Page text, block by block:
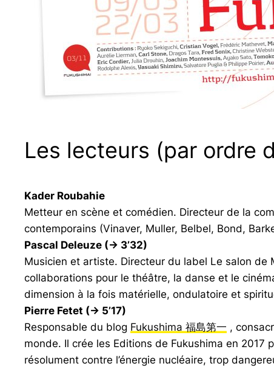
Les lecteurs (par ordre
Kader Roubahie
Metteur en scène et comédien. Directeur de la
contemporains (Vinaver, Muller, Belbel, Bond,
Pascal Deleuze (-> 3’32)
Musicien et artiste. Directeur du label Le salon de
collaborations pour le théâtre, la danse et le
dimension à la fois matérielle, ondulatoire et
Pierre Fetet (-> 5’17)
Responsable du blog Fukushima 福島第一 ,
monde. Il crée les Editions de Fukushima en
résolument contre l’énergie nucléaire, trop